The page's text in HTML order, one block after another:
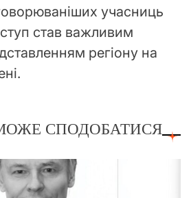
учасниць
став важливим
регіону на
СПОДОБАТИСЯ